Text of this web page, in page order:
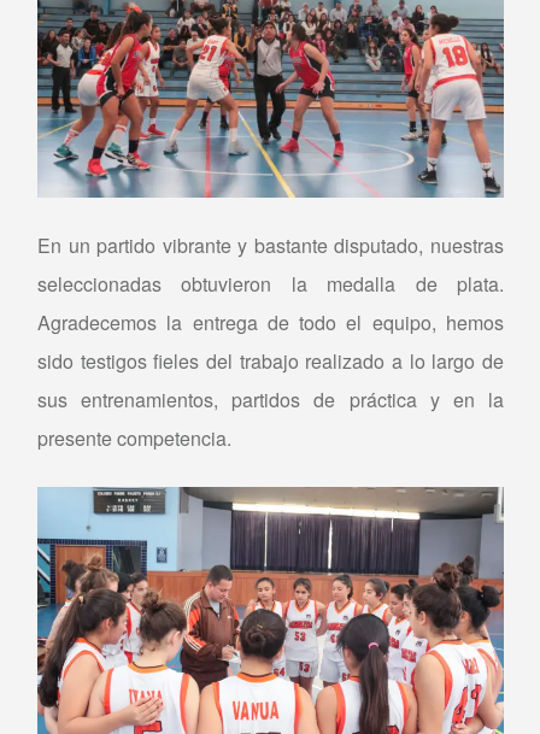
En un partido vibrante y bastante disputado, nuestras
seleccionadas obtuvieron la medalla de plata.
Agradecemos la entrega de todo el equipo, hemos
sido testigos fieles del trabajo realizado a lo largo de
sus entrenamientos, partidos de práctica y en la
presente competencia.